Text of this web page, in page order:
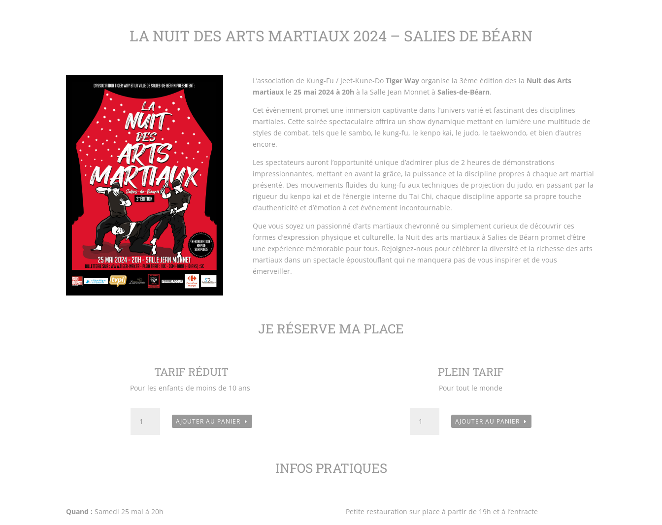
LA NUIT DES ARTS MARTIAUX 2024 – SALIES DE BÉARN
L’association de Kung-Fu / Jeet-Kune-Do Tiger Wayorganise la 3ème édition des la Nuit des Arts
martiaux le 25 mai 2024 à 20h à la Salle Jean Monnet à Salies-de-Béarn.
Cet évènement promet une immersion captivante dans l’univers varié et fascinant des disciplines
martiales. Cette soirée spectaculaire offrira un show dynamique mettant en lumière une multitude de
styles de combat, tels que le sambo, le kung-fu, le kenpo kai, le judo, le taekwondo, et bien d’autres
encore.
Les spectateurs auront l’opportunité unique d’admirer plus de 2 heures de démonstrations
impressionnantes, mettant en avant la grâce, la puissance et la discipline propres à chaque art martial
présenté. Des mouvements fluides du kung-fu aux techniques de projection du judo, en passant par la
rigueur du kenpo kai et de l’énergie interne du Tai Chi, chaque discipline apporte sa propre touche
d’authenticité et d’émotion à cet événement incontournable.
Que vous soyez un passionné d’arts martiaux chevronné ou simplement curieux de découvrir ces
formes d’expression physique et culturelle, la Nuit des arts martiaux à Salies de Béarn promet d’être
une expérience mémorable pour tous. Rejoignez-nous pour célébrer la diversité et la richesse des arts
martiaux dans un spectacle époustouflant qui ne manquera pas de vous inspirer et de vous
émerveiller.
JE RÉSERVE MA PLACE
TARIF RÉDUIT
Pour les enfants de moins de 10 ans
-
AJOUTER AU PANIER
PLEIN TARIF
Pour tout le monde
2024
AJOUTER AU PANIER
INFOS PRATIQUES
Quand : Samedi 25 mai à 20h
Petite restauration sur place à partir de 19h et à l’entracte